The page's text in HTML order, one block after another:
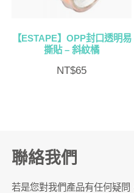
【ESTAPE】OPP封口透明易
撕貼 – 斜紋橘
NT$65
聯絡我們
若是您對我們產品有任何疑問